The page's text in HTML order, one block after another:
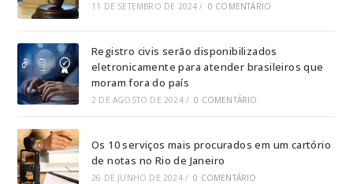
11 DE SETEMBRO DE 2024 / 0 COMENTÁRIO
Registro civis serão disponibilizados
eletronicamente para atender brasileiros que
moram fora do país
2 DE AGOSTO DE 2024 / 0 COMENTÁRIO
Os 10 serviços mais procurados em um cartório
de notas no Rio de Janeiro
26 DE JUNHO DE 2024 / 0 COMENTÁRIO